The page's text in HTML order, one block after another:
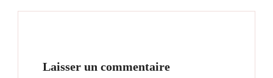
Laisser un commentaire